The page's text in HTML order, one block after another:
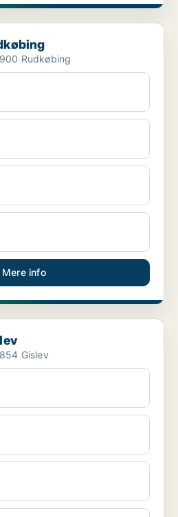
Rudkøbing
Mere info
Gislev